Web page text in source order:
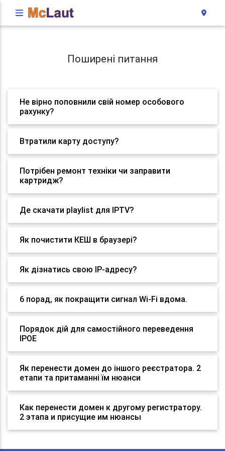
Поширені питання
Не вірно поповнили свій номер особового
рахунку?
Втратили карту доступу?
Потрібен ремонт техніки чи заправити
картридж?
Де скачати playlist для IPTV?
Як почистити КЕШ в браузері?
Як дізнатись свою IP-адресу?
6 порад, як покращити сигнал Wi-Fi вдома.
Порядок дій для самостійного переведення
IPOE
Як перенести домен до іншого реєстратора. 2
етапи та притаманні їм нюанси
Как перенести домен к другому регистратору.
2 этапа и присущие им нюансы